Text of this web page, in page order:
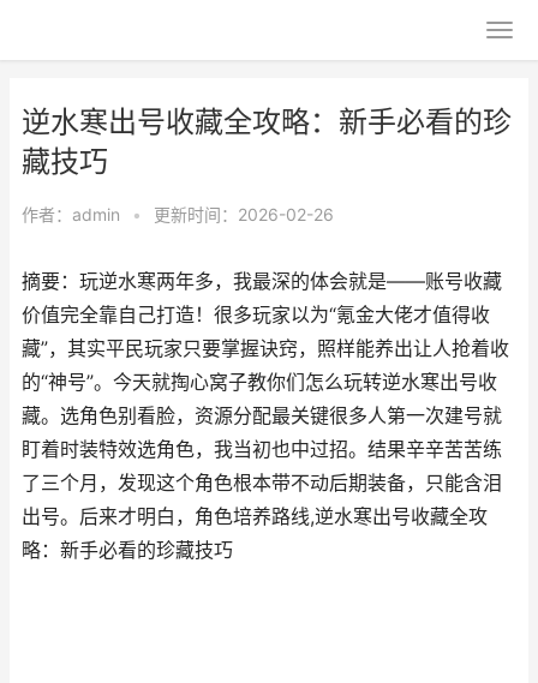
逆水寒出号收藏全攻略：新手必看的珍
藏技巧
作者： admin • 更新时间：2026-02-26
摘要：玩逆水寒两年多，我最深的体会就是——账号收藏
价值完全靠自己打造！很多玩家以为“氪金大佬才值得收
藏”，其实平民玩家只要掌握诀窍，照样能养出让人抢着收
的“神号”。今天就掏心窝子教你们怎么玩转逆水寒出号收
藏。选角色别看脸，资源分配最关键很多人第一次建号就
盯着时装特效选角色，我当初也中过招。结果辛辛苦苦练
了三个月，发现这个角色根本带不动后期装备，只能含泪
出号。后来才明白，角色培养路线,逆水寒出号收藏全攻
略：新手必看的珍藏技巧